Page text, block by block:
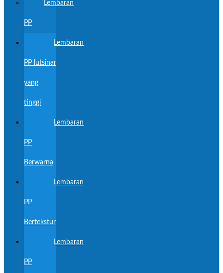
Lembaran
PP
Lembaran
PP lutsinar
yang
tinggi
Lembaran
PP
Berwarna
Lembaran
PP
Bertekstur
Lembaran
PP